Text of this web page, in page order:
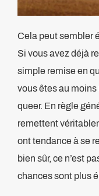
Cela peut sembler
Si vous avez déjà
simple remise en
vous êtes au
queer. En règle
remettent
ont tendance à se
bien sûr, ce n’est
chances sont plus